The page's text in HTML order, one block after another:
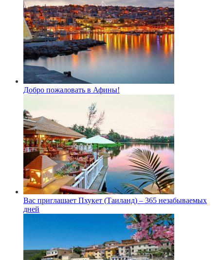
Добро пожаловать в Афины!
Вас приглашает Пхукет (Таиланд) – 365 незабываемых
дней